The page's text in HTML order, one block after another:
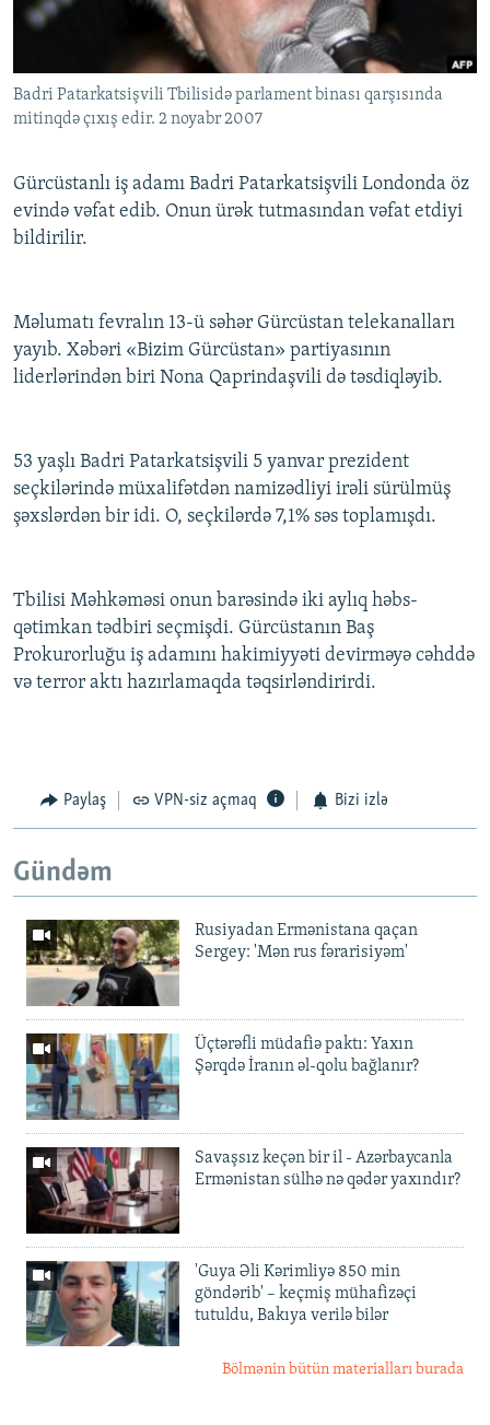
İNFOQRAFIKA
AZƏRBAYCAN ƏDƏBIYYATI KITABXANASI
İSLAM VƏ DEMOKRATIYA
İZ - MƏDƏNIYYƏT PROQRAMI
MISSIYAMIZ
PEŞƏ ETIKASI VƏ JURNALISTIKA STANDARTLARIMIZ
MATERIALLARIMIZDAN ISTIFADƏ
BIZIMLƏ ƏLAQƏ
XƏBƏR BÜLLETENLƏRIMIZ
Badri Patarkatsişvili Tbilisidə parlament binası qarşısında
mitinqdə çıxış edir. 2 noyabr 2007
Gürcüstanlı iş adamı Badri Patarkatsişvili Londonda öz
evində vəfat edib. Onun ürək tutmasından vəfat etdiyi
bildirilir.
Məlumatı fevralın 13-ü səhər Gürcüstan telekanalları
yayıb. Xəbəri «Bizim Gürcüstan» partiyasının
liderlərindən biri Nona Qaprindaşvili də təsdiqləyib.
53 yaşlı Badri Patarkatsişvili 5 yanvar prezident
seçkilərində müxalifətdən namizədliyi irəli sürülmüş
şəxslərdən bir idi. O, seçkilərdə 7,1% səs toplamışdı.
Tbilisi Məhkəməsi onun barəsində iki aylıq həbs-
qətimkan tədbiri seçmişdi. Gürcüstanın Baş
Prokurorluğu iş adamını hakimiyyəti devirməyə cəhddə
və terror aktı hazırlamaqda təqsirləndirirdi.
Paylaş VPN-siz açmaq Bizi izlə
Gündəm
Rusiyadan Ermənistana qaçan
Sergey: 'Mən rus fərarisiyəm'
Üçtərəfli müdafiə paktı: Yaxın
Şərqdə İranın əl-qolu bağlanır?
Savaşsız keçən bir il - Azərbaycanla
Ermənistan sülhə nə qədər yaxındır?
'Guya Əli Kərimliyə 850 min
göndərib' – keçmiş mühafizəçi
tutuldu, Bakıya verilə bilər
Bölmənin bütün materialları burada